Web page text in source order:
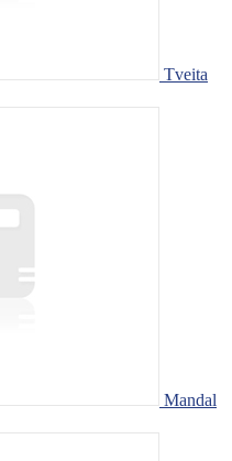
Tveita
Mandal